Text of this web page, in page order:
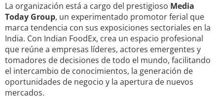
La organización está a cargo del prestigioso Media
Today Group, un experimentado promotor ferial que
marca tendencia con sus exposiciones sectoriales en la
India. Con Indian FoodEx, crea un espacio profesional
que reúne a empresas líderes, actores emergentes y
tomadores de decisiones de todo el mundo, facilitando
el intercambio de conocimientos, la generación de
oportunidades de negocio y la apertura de nuevos
mercados.